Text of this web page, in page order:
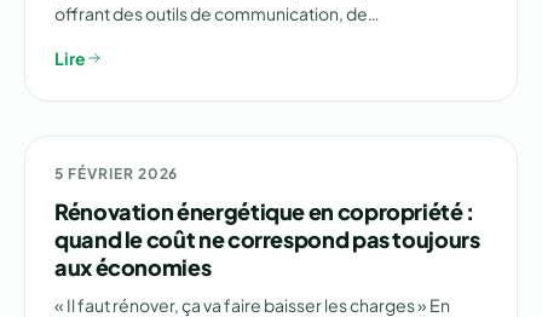
offrant des outils de communication, de…
Lire
🏗️ RÉNOVATION
5 FÉVRIER 2026
Rénovation énergétique en copropriété :
quand le coût ne correspond pas toujours
aux économies
« Il faut rénover, ça va faire baisser les charges » En